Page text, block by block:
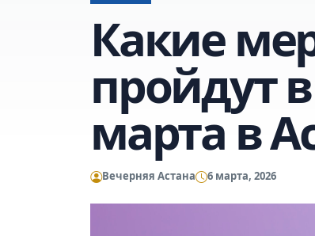
Какие
пройдут
марта в
Вечерняя Астана 6 марта, 2026